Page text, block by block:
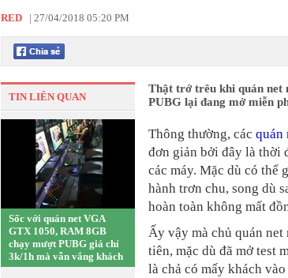
RED | 27/04/2018 05:20 PM
TIN LIÊN QUAN
Sốc với quán net VGA
GTX 1050, RAM 8GB
chạy mượt PUBG giá chỉ
3k/1h mà vẫn vắng khách
Thật trớ trêu khi quán net
PUBG lại đang mở miễn
Thông thường, các quán
đơn giản bởi đây là thời
các máy. Mặc dù có thể
hành trơn chu, song dù
hoàn toàn không mất
Ấy vậy mà chủ quán
tiên, mặc dù đã mở test
là chả có mấy khách